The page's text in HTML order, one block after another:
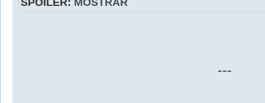
SPOILER: MOSTRAR
---